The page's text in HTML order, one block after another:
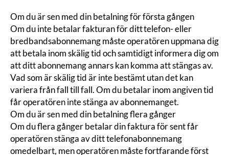
Om du är sen med din betalning för första gången
Om du inte betalar fakturan för ditt telefon- eller
bredbandsabonnemang måste operatören uppmana dig
att betala inom skälig tid och samtidigt informera dig om
att ditt abonnemang annars kan komma att stängas av.
Vad som är skälig tid är inte bestämt utan det kan
variera från fall till fall. Om du betalar inom angiven tid
får operatören inte stänga av abonnemanget.
Om du är sen med din betalning flera gånger
Om du flera gånger betalar din faktura för sent får
operatören stänga av ditt telefonabonnemang
omedelbart, men operatören måste fortfarande först